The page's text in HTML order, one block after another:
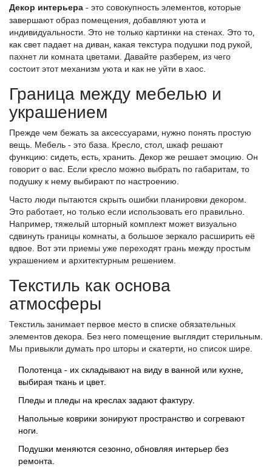
Декор интерьера - это совокупность элементов, которые
завершают образ помещения, добавляют уюта и
индивидуальности. Это не только картинки на стенах. Это то,
как свет падает на диван, какая текстура подушки под рукой,
пахнет ли комната цветами. Давайте разберем, из чего
состоит этот механизм уюта и как не уйти в хаос.
Граница между мебелью и
украшением
Прежде чем бежать за аксессуарами, нужно понять простую
вещь. Мебель - это база. Кресло, стол, шкаф решают
функцию: сидеть, есть, хранить. Декор же решает эмоцию. Он
говорит о вас. Если кресло можно выбрать по габаритам, то
подушку к нему выбирают по настроению.
Часто люди пытаются скрыть ошибки планировки декором.
Это работает, но только если использовать его правильно.
Например, тяжелый шторный комплект может визуально
сдвинуть границы комнаты, а большое зеркало расширить её
вдвое. Вот эти приемы уже переходят грань между простым
украшением и архитектурным решением.
Текстиль как основа
атмосферы
Текстиль занимает первое место в списке обязательных
элементов декора. Без него помещение выглядит стерильным.
Мы привыкли думать про шторы и скатерти, но список шире.
Полотенца - их складывают на виду в ванной или кухне,
выбирая ткань и цвет.
Пледы и пледы на креслах задают фактуру.
Напольные коврики зонируют пространство и согревают
ноги.
Подушки меняются сезонно, обновляя интерьер без
ремонта.